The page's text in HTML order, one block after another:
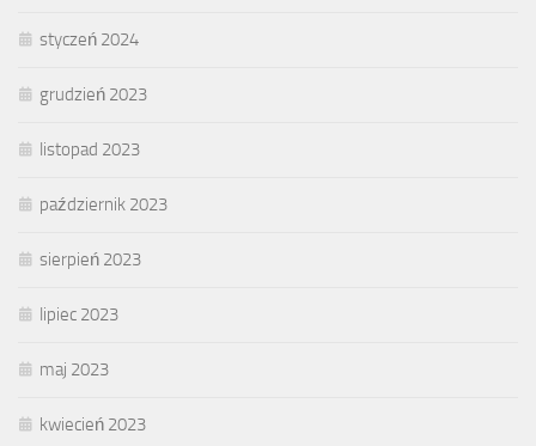
styczeń 2024
grudzień 2023
listopad 2023
październik 2023
sierpień 2023
lipiec 2023
maj 2023
kwiecień 2023